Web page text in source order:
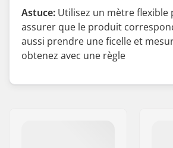
Astuce: Utilisez un mètre flexible
assurer que le produit
aussi prendre une ficelle et
obtenez avec une règle